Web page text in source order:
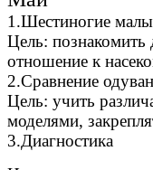
1.Шестиногие
Цель: познакомить
отношение к
2.Сравнение
Цель: учить
моделями,
3.Диагностика